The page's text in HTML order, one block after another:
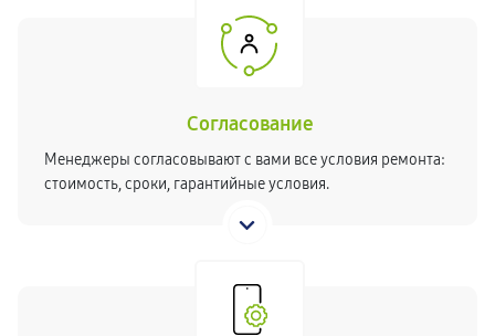
Согласование
Менеджеры согласовывают с вами все условия ремонта:
стоимость, сроки, гарантийные условия.